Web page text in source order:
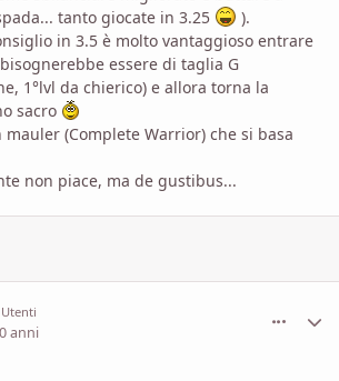
tanto giocate in 3.25
).
in 3.5 è molto vantaggioso entrare
essere di taglia G
1°lvl da chierico) e allora torna la
sacro
mauler (Complete Warrior) che si basa
non piace, ma de gustibus...
Utenti
anni